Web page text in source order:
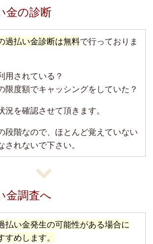
金の診断
過払い金診断は無料で行っておりま
用されている？
限度額でキャッシングをしていた？
況を確認させて頂きます。
段階なので、ほとんど覚えていない
されないで下さい。
金調査へ
払い金発生の可能性がある場合に
すめします。